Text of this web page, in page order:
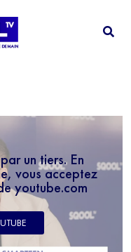
un tiers. En
vous acceptez
youtube.com